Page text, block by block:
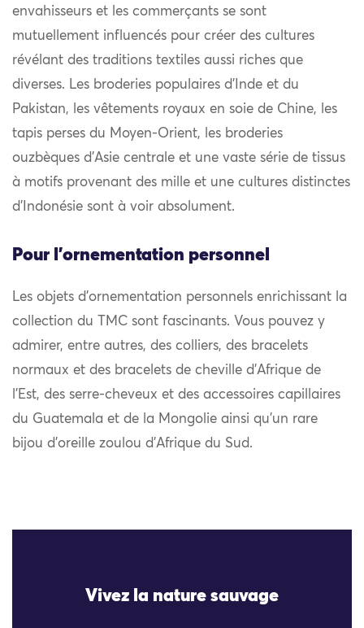
envahisseurs et les commerçants se sont
mutuellement influencés pour créer des cultures
révélant des traditions textiles aussi riches que
diverses. Les broderies populaires d’Inde et du
Pakistan, les vêtements royaux en soie de Chine, les
tapis perses du Moyen-Orient, les broderies
ouzbèques d’Asie centrale et une vaste série de tissus
à motifs provenant des mille et une cultures distinctes
d’Indonésie sont à voir absolument.
Pour l'ornementation personnel
Les objets d’ornementation personnels enrichissant la
collection du TMC sont fascinants. Vous pouvez y
admirer, entre autres, des colliers, des bracelets
normaux et des bracelets de cheville d’Afrique de
l’Est, des serre-cheveux et des accessoires capillaires
du Guatemala et de la Mongolie ainsi qu’un rare
bijou d’oreille zoulou d’Afrique du Sud.
Vivez la nature sauvage